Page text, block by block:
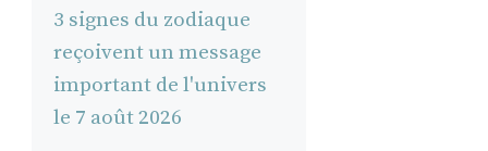
3 signes du zodiaque
reçoivent un message
important de l'univers
le 7 août 2026